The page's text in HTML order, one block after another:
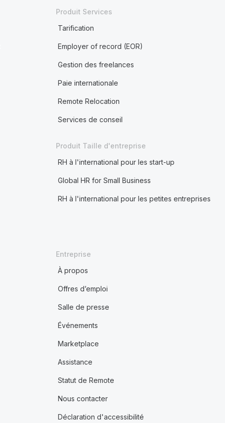
Produit Services
Tarification
Employer of record (EOR)
Gestion des freelances
Paie internationale
Remote Relocation
Services de conseil
Produit Taille d'entreprise
RH à l'international pour les start-up
Global HR for Small Business
RH à l'international pour les petites entreprises
Entreprise
À propos
Offres d’emploi
Salle de presse
Événements
Marketplace
Assistance
Statut de Remote
Nous contacter
Déclaration d'accessibilité